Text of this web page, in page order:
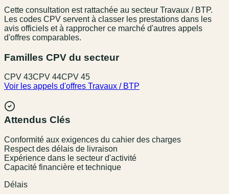
Cette consultation est rattachée au secteur Travaux / BTP.
Les codes CPV servent à classer les prestations dans les
avis officiels et à rapprocher ce marché d'autres appels
d'offres comparables.
Familles CPV du secteur
CPV 43CPV 44CPV 45
Voir les appels d'offres Travaux / BTP
Attendus Clés
Conformité aux exigences du cahier des charges
Respect des délais de livraison
Expérience dans le secteur d'activité
Capacité financière et technique
Délais